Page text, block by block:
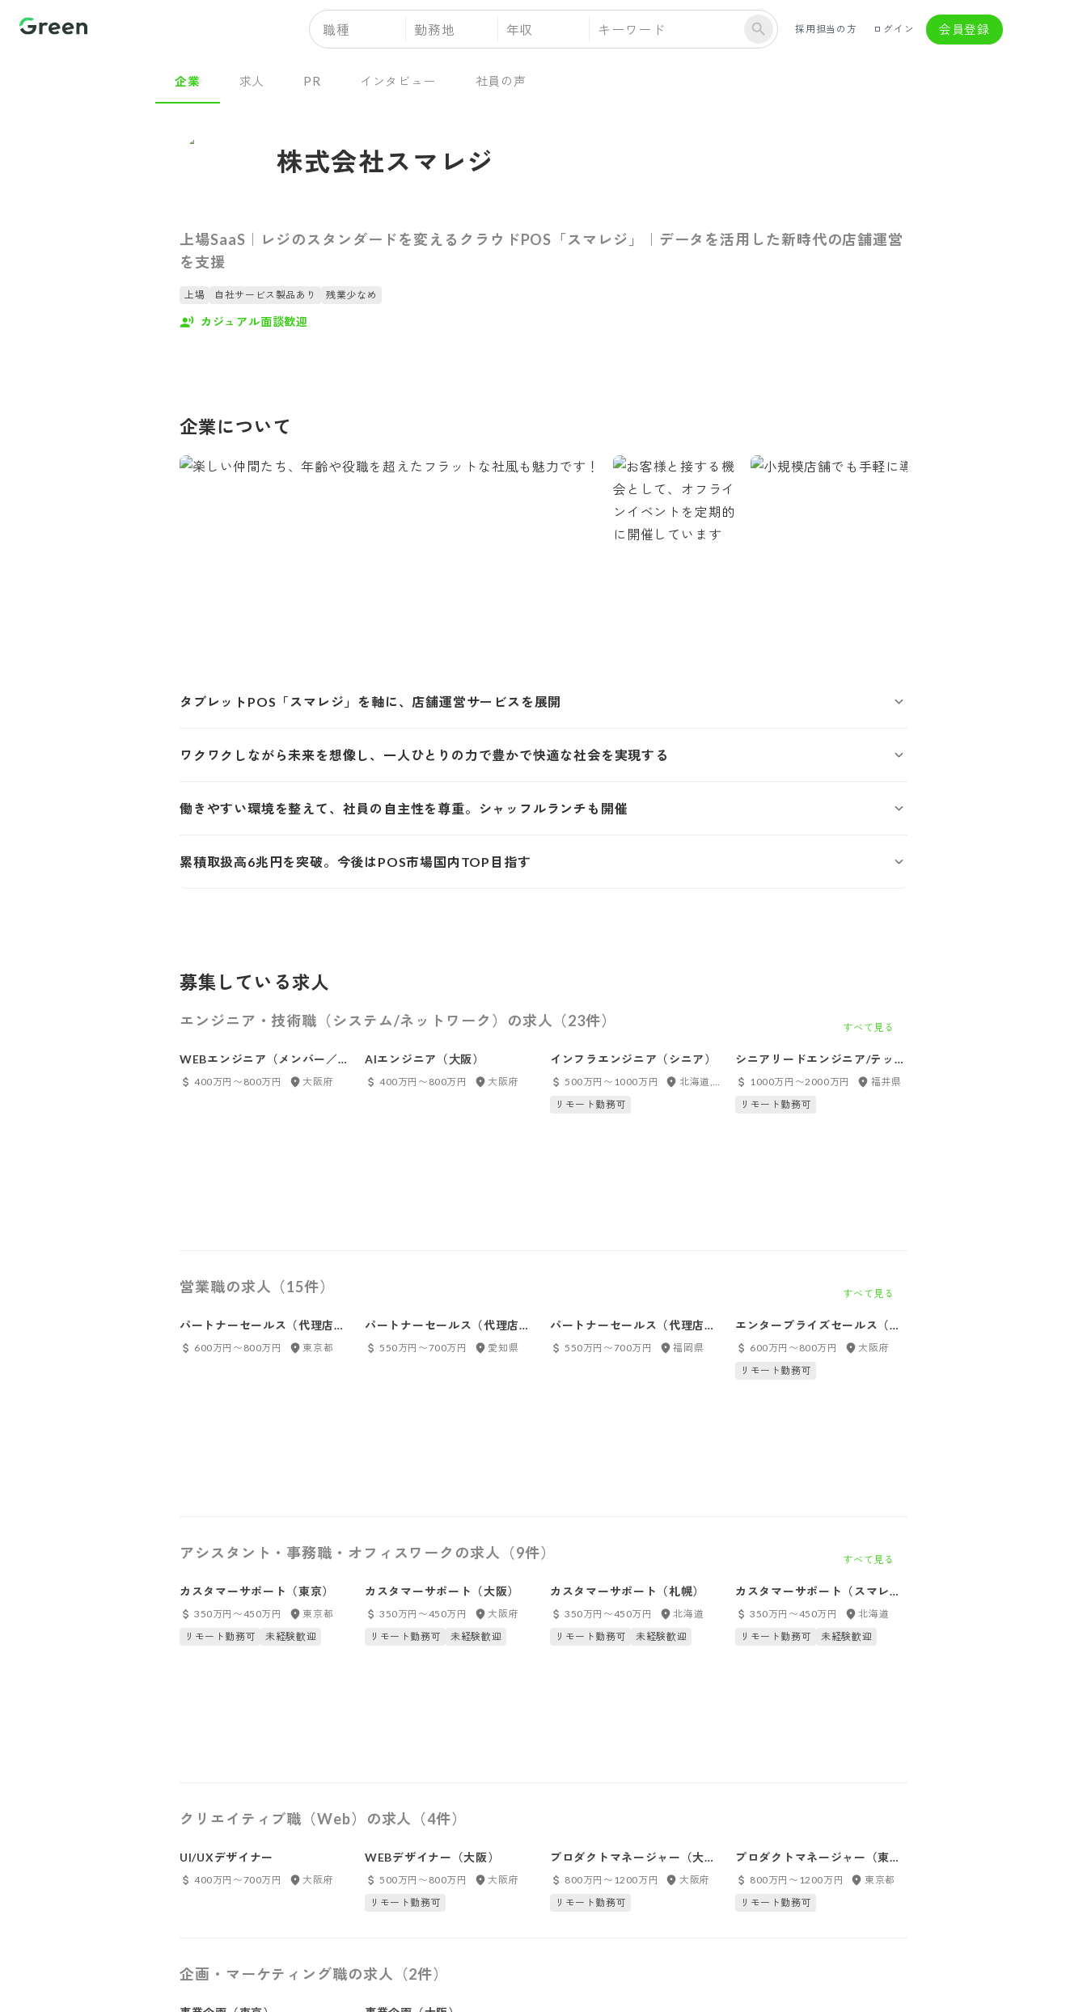
職種 勤務地 年収 採用担当の方 ログイン 会員登録
企業 求人 PR インタビュー 社員の声
株式会社スマレジ
上場SaaS｜レジのスタンダードを変えるクラウドPOS「スマレジ」｜データを活用した新時代の店舗運営
を支援
上場 自社サービス製品あり 残業少なめ
カジュアル面談歓迎
企業について
タブレットPOS「スマレジ」を軸に、店舗運営サービスを展開
ワクワクしながら未来を想像し、一人ひとりの力で豊かで快適な社会を実現する
働きやすい環境を整えて、社員の自主性を尊重。シャッフルランチも開催
累積取扱高6兆円を突破。今後はPOS市場国内TOP目指す
募集している求人
エンジニア・技術職（システム/ネットワーク）の求人（23件） すべて見る
WEBエンジニア（メンバー／大
阪）400万円〜800万円 大阪府
AIエンジニア（⼤阪）
400万円〜800万円 大阪府
インフラエンジニア（シニア）
500万円〜1000万円
北海道, 東京都, 大阪府, 福岡県
リモート勤務可
シニアリードエンジニア/テック
リード（福井）
1000万円〜2000万円
福井県
リモート勤務可
営業職の求人（15件） すべて見る
パートナーセールス（代理店営
業）（東京）
600万円〜800万円 東京都
パートナーセールス（代理店営
業）（名古屋）
550万円〜700万円 愛知県
パートナーセールス（代理店営
業）（福岡）
550万円〜700万円 福岡県
エンタープライズセールス（大
阪本社）
600万円〜800万円
大阪府
リモート勤務可
アシスタント・事務職・オフィスワークの求人（9件） すべて見る
カスタマーサポート（東京）
350万円〜450万円
東京都
リモート勤務可
未経験歓迎
カスタマーサポート（大阪）
350万円〜450万円
大阪府
リモート勤務可
未経験歓迎
カスタマーサポート（札幌）
350万円〜450万円
北海道
リモート勤務可
未経験歓迎
カスタマーサポート（スマレ
ジ・アプリマーケット／札幌）
350万円〜450万円
北海道
リモート勤務可
未経験歓迎
クリエイティブ職（Web）の求人（4件）
UI/UXデザイナー
400万円〜700万円 大阪府
WEBデザイナー（大阪）
500万円〜800万円
大阪府
リモート勤務可
プロダクトマネージャー（大阪
本社）
800万円〜1200万円
大阪府
リモート勤務可
プロダクトマネージャー（東
京）800万円〜1200万円
東京都
リモート勤務可
企画・マーケティング職の求人（2件）